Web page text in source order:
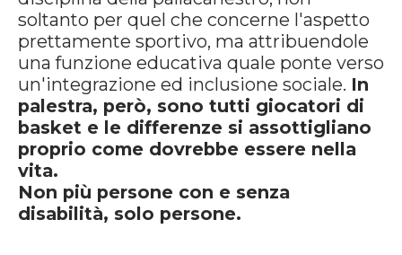
soltanto per quel che concerne l'aspetto
prettamente sportivo, ma attribuendole
una funzione educativa quale ponte verso
un'integrazione ed inclusione sociale. In
palestra, però, sono tutti giocatori di
basket e le differenze si assottigliano
proprio come dovrebbe essere nella
vita.
Non più persone con e senza
disabilità, solo persone.